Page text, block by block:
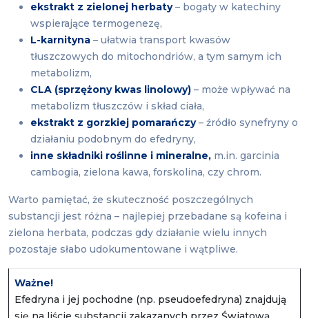
ekstrakt z zielonej herbaty– bogaty w katechiny
wspierające termogenezę,
L-karnityna – ułatwia transport kwasów
tłuszczowych do mitochondriów, a tym samym ich
metabolizm,
CLA (sprzężony kwas linolowy) – może wpływać na
metabolizm tłuszczów i skład ciała,
ekstrakt z gorzkiej pomarańczy– źródło synefryny o
działaniu podobnym do efedryny,
inne składniki roślinne i mineralne, m.in. garcinia
cambogia, zielona kawa, forskolina, czy chrom.
Warto pamiętać, że skuteczność poszczególnych
substancji jest różna – najlepiej przebadane są kofeina i
zielona herbata, podczas gdy działanie wielu innych
pozostaje słabo udokumentowane i wątpliwe.
Ważne!
Efedryna i jej pochodne (np. pseudoefedryna) znajdują